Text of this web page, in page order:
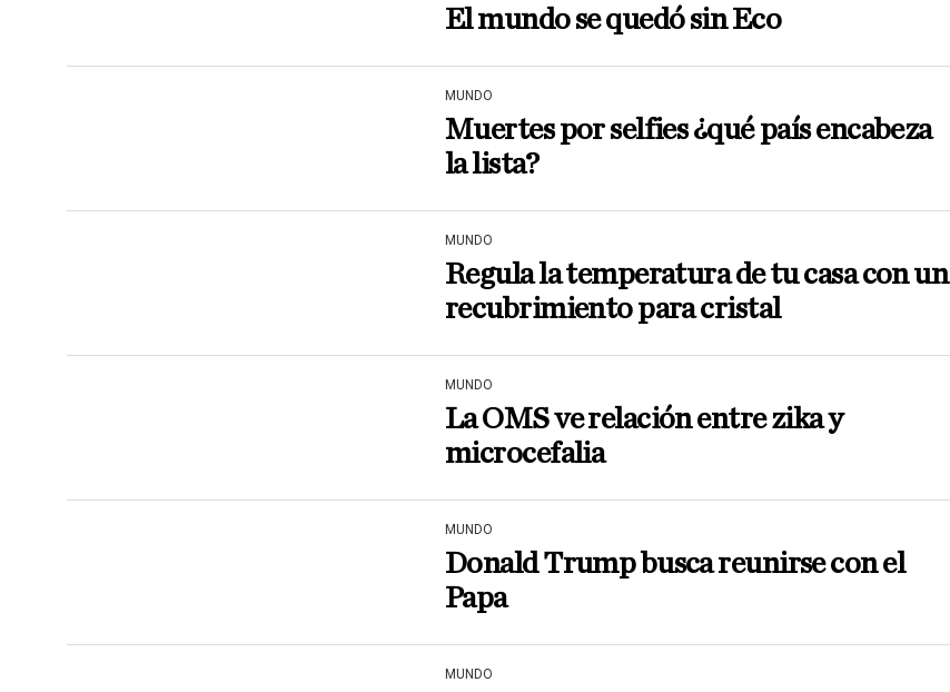
El mundo se quedó sin Eco
MUNDO
Muertes por selfies ¿qué país encabeza
la lista?
MUNDO
Regula la temperatura de tu casa con un
recubrimiento para cristal
MUNDO
La OMS ve relación entre zika y
microcefalia
MUNDO
Donald Trump busca reunirse con el
Papa
MUNDO